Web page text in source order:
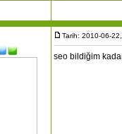
Tarih: 2010-06-
seo bildiğim